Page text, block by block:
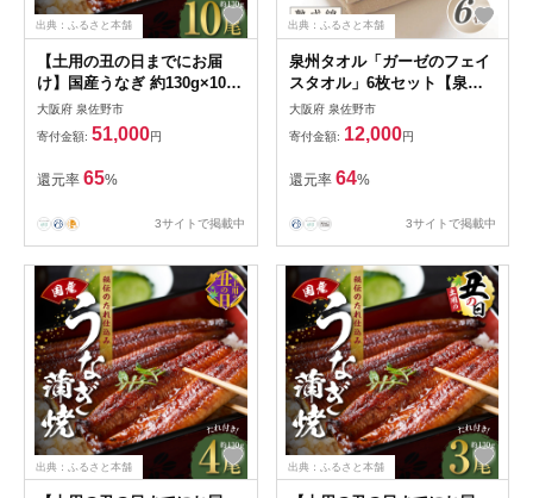
出典：ふるさと本舗
【土用の丑の日までにお届
け】国産うなぎ 約130g×10尾
【高評価 特製タレ付 蒲焼 鰻
ウナギ 無頭 炭火焼き 備長炭
手焼き レンジ 温めるだけ 簡
単調理】 kgp0047-1d
大阪府 泉佐野市
寄付金額: 51,000円
還元率 65%
3サイトで掲載中
出典：ふるさと本舗
泉州タオル「ガーゼのフェイ
スタオル」6枚セット【泉州
タオル 国産 吸水 普段使い 無
地 シンプル 日用品 家族 ファ
ミリー】 knt0006
大阪府 泉佐野市
寄付金額: 12,000円
還元率 64%
3サイトで掲載中
出典：ふるさと本舗 出典：ふるさと本舗